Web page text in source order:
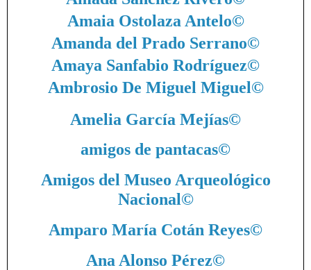
Amaia Ostolaza Antelo©
Amanda del Prado Serrano©
Amaya Sanfabio Rodríguez©
Ambrosio De Miguel Miguel©
Amelia García Mejías©
amigos de pantacas©
Amigos del Museo Arqueológico
Nacional ©
Amparo María Cotán Reyes©
Ana Alonso Pérez©